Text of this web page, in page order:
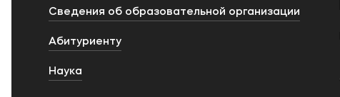
Сведения об образовательной организации
Абитуриенту
Наука